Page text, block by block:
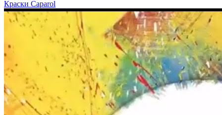
Краски Caparol